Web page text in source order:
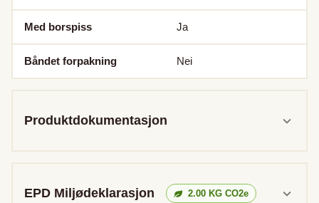
Med borspiss Ja
Båndet forpakning Nei
Produktdokumentasjon
EPD Miljødeklarasjon 2.00 KG CO2e